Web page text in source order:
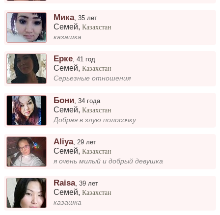
Мика,35 лет
Семей,Казахстан
казашка
Ерке ,41 год
Семей,Казахстан
Серьезные отношения
Бони ,34 года
Семей,Казахстан
Добрая в злую полосочку
Aliya, 29 лет
Семей,Казахстан
я очень милый и добрый девушка
Raisa,39 лет
Семей,Казахстан
казашка